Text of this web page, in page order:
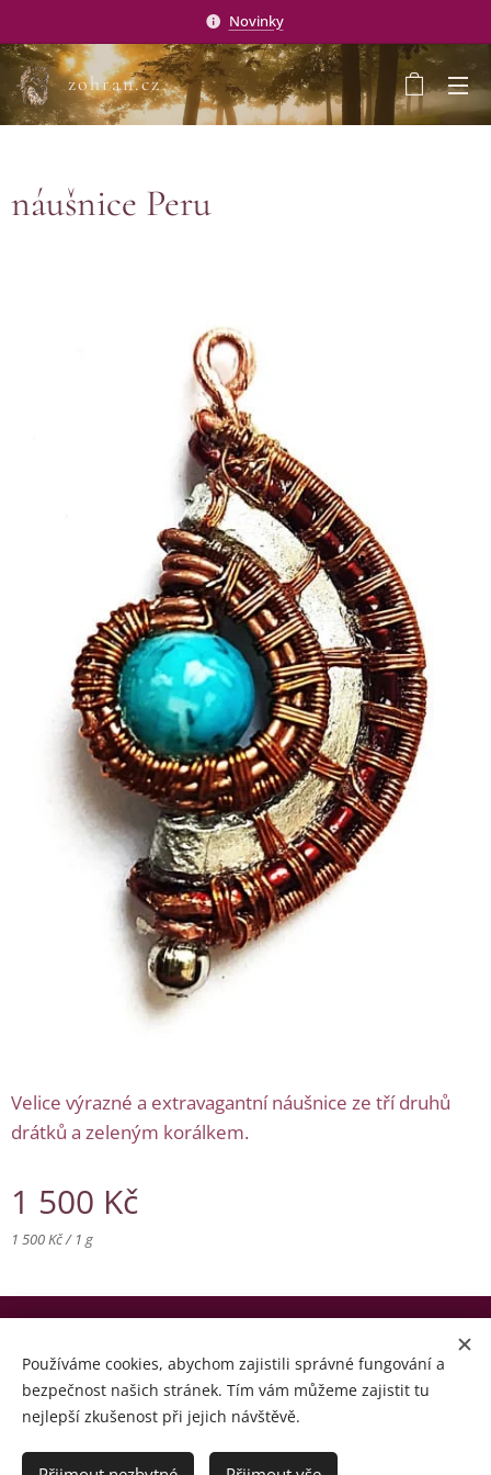
Novinky
zohran.cz
náušnice Peru
Velice výrazné a extravagantní náušnice ze tří druhů
drátků a zeleným korálkem.
1 500 Kč
1 500 Kč / 1 g
Cookies
Jazyky
Čeština
English
Používáme cookies, abychom zajistili správné fungování a
bezpečnost našich stránek. Tím vám můžeme zajistit tu
nejlepší zkušenost při jejich návštěvě.